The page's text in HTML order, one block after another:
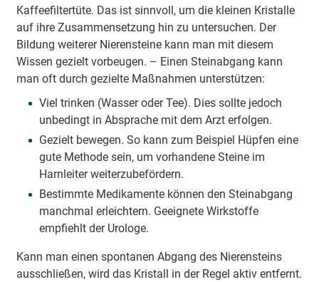
Kaffeefiltertüte. Das ist sinnvoll, um die kleinen Kristalle
auf ihre Zusammensetzung hin zu untersuchen. Der
Bildung weiterer Nierensteine kann man mit diesem
Wissen gezielt vorbeugen. – Einen Steinabgang kann
man oft durch gezielte Maßnahmen unterstützen:
Viel trinken (Wasser oder Tee). Dies sollte jedoch
unbedingt in Absprache mit dem Arzt erfolgen.
Gezielt bewegen. So kann zum Beispiel Hüpfen eine
gute Methode sein, um vorhandene Steine im
Harnleiter weiterzubefördern.
Bestimmte Medikamente können den Steinabgang
manchmal erleichtern. Geeignete Wirkstoffe
empfiehlt der Urologe.
Kann man einen spontanen Abgang des Nierensteins
ausschließen, wird das Kristall in der Regel aktiv entfernt.